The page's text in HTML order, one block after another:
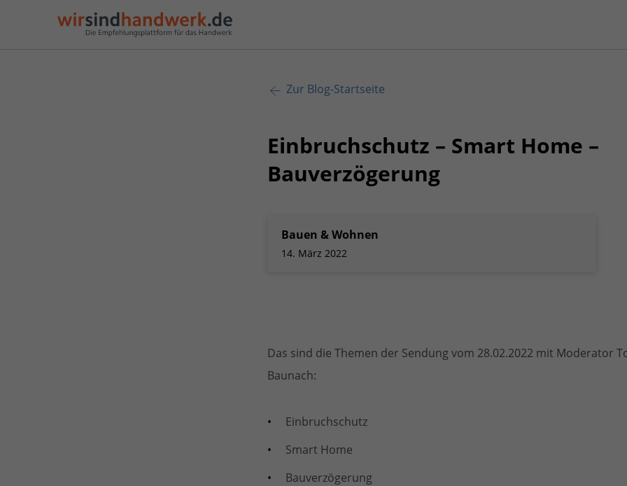
Zur Blog-Startseite
Einbruchschutz – Smart Home –
Bauverzögerung
Bauen & Wohnen
14. März 2022
Das sind die Themen der Sendung vom 28.02.2022 mit Moderator
Baunach:
Einbruchschutz
Smart Home
Bauverzögerung